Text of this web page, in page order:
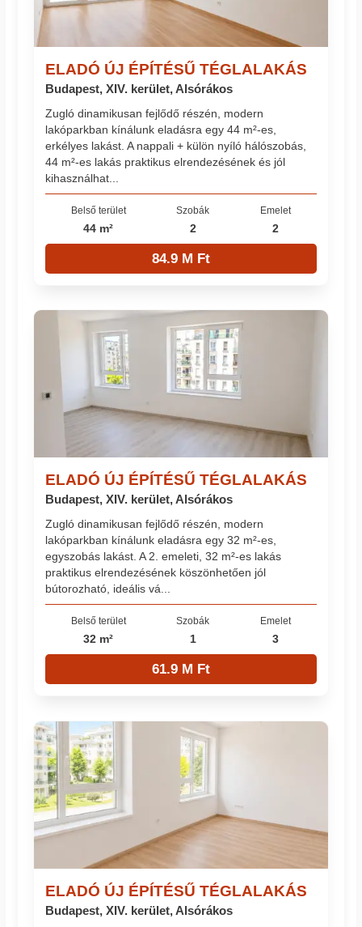
ELADÓ ÚJ ÉPÍTÉSŰ TÉGLALAKÁS
Budapest, XIV. kerület, Alsórákos
Zugló dinamikusan fejlődő részén, modern
lakóparkban kínálunk eladásra egy 44 m²-es,
erkélyes lakást. A nappali + külön nyíló hálószobás,
44 m²-es lakás praktikus elrendezésének és jól
kihasználhat...
Belső terület
44 m²
Szobák
2
Emelet
2
84.9 M Ft
ELADÓ ÚJ ÉPÍTÉSŰ TÉGLALAKÁS
Budapest, XIV. kerület, Alsórákos
Zugló dinamikusan fejlődő részén, modern
lakóparkban kínálunk eladásra egy 32 m²-es,
egyszobás lakást. A 2. emeleti, 32 m²-es lakás
praktikus elrendezésének köszönhetően jól
bútorozható, ideális vá...
Belső terület
32 m²
Szobák
1
Emelet
3
61.9 M Ft
ELADÓ ÚJ ÉPÍTÉSŰ TÉGLALAKÁS
Budapest, XIV. kerület, Alsórákos